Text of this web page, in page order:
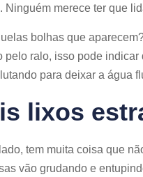
Ninguém merece ter que
bolhas que
pelo ralo, isso pode
para deixar a água
lixos
tem muita coisa que
vão grudando e